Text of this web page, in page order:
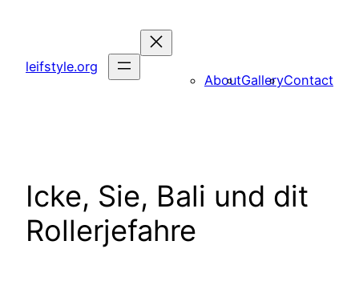
springen
leifstyle.org
AboutGalleryContact
Icke, Sie, Bali und dit
Rollerjefahre